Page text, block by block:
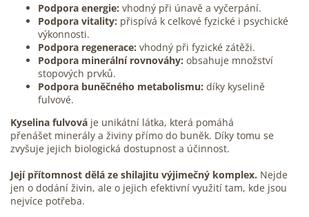
Podpora energie: vhodný při únavě a vyčerpání.
Podpora vitality: přispívá k celkové fyzické i psychické
výkonnosti.
Podpora regenerace: vhodný při fyzické zátěži.
Podpora minerální rovnováhy: obsahuje množství
stopových prvků.
Podpora buněčného metabolismu: díky kyselině
fulvové.
Kyselina fulvová je unikátní látka, která pomáhá
přenášet minerály a živiny přímo do buněk. Díky tomu se
zvyšuje jejich biologická dostupnost a účinnost.
Její přítomnost dělá ze shilajitu výjimečný komplex. Nejde
jen o dodání živin, ale o jejich efektivní využití tam, kde jsou
nejvíce potřeba.